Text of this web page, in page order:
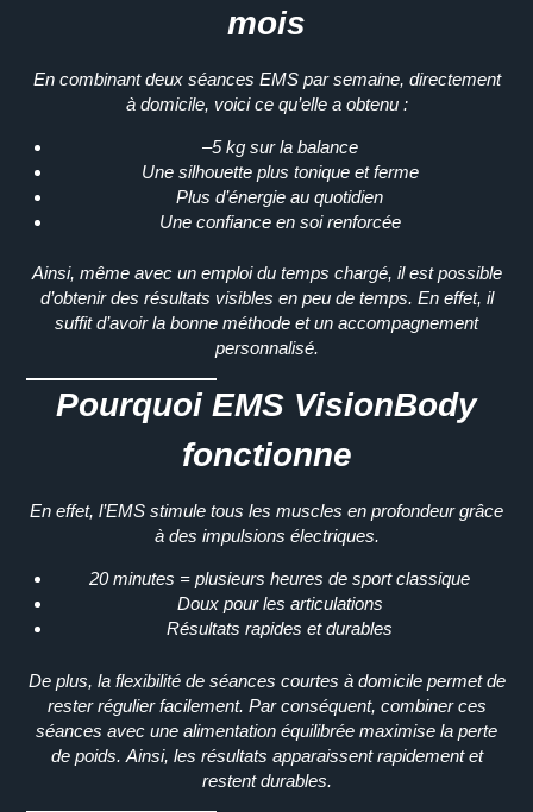
mois
En combinantdeux séances EMS par semaine, directement
à domicile, voici ce qu’elle a obtenu :
–5 kg sur la balance
Une silhouette plus tonique et ferme
Plus d’énergie au quotidien
Une confiance en soi renforcée
Ainsi, même avec un emploi du temps chargé, il est possible
d’obtenir des résultats visibles en peu de temps. En effet, il
suffit d’avoir la bonne méthode et un accompagnement
personnalisé.
Pourquoi EMS VisionBody
fonctionne
En effet, l’EMS stimule tous les muscles en profondeur grâce
à des impulsions électriques.
20 minutes = plusieurs heures de sport classique
Doux pour les articulations
Résultats rapides et durables
De plus, la flexibilité de séances courtes à domicile permet de
rester régulier facilement. Par conséquent, combiner ces
séances avec une alimentation équilibrée maximise la perte
de poids. Ainsi, les résultats apparaissent rapidement et
restent durables.